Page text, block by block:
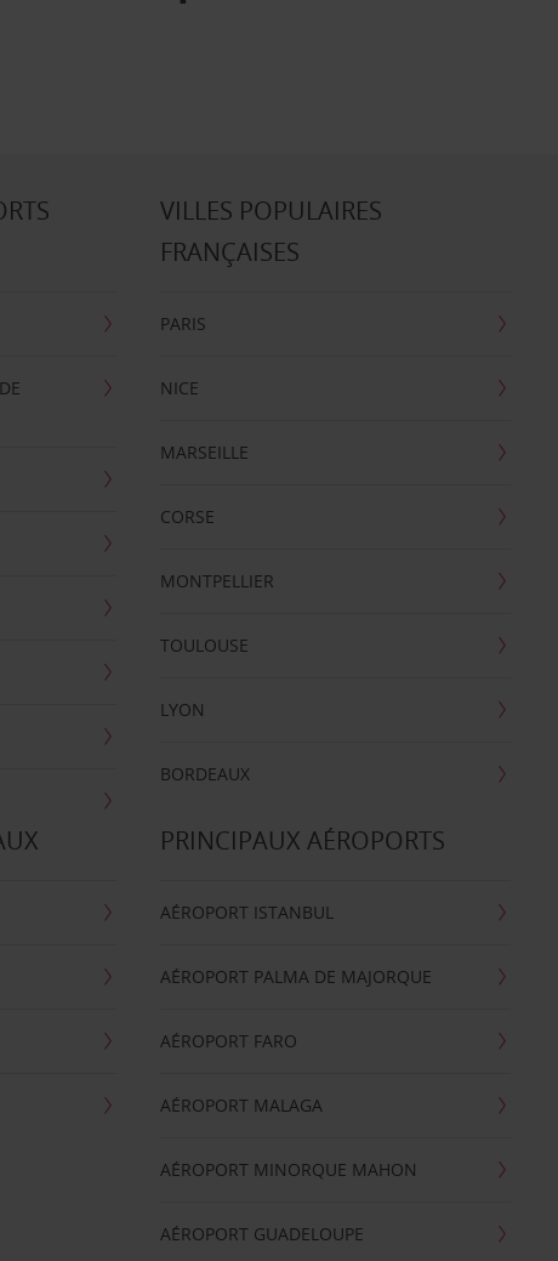
VILLES POPULAIRES
FRANÇAISES
PARIS
NICE
MARSEILLE
CORSE
MONTPELLIER
TOULOUSE
LYON
BORDEAUX
PRINCIPAUX AÉROPORTS
AÉROPORT ISTANBUL
AÉROPORT PALMA DE MAJORQUE
AÉROPORT FARO
AÉROPORT MALAGA
AÉROPORT MINORQUE MAHON
AÉROPORT GUADELOUPE